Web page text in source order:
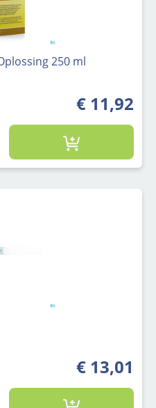
250 ml
€ 11,92
€ 13,01